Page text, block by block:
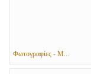
Φωτογραφίες - Μ...